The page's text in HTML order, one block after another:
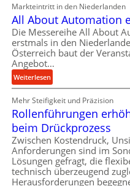
r
s
o
r
g
u
n
g
e
n
t
p
a
n
n
c
h
i
n
e
n
a
u
-
B
e
s
t
Markteintritt in den Niederlanden
All About Automation
Die Messereihe All About
erstmals in den
Österreich baut der
Angebot…
Weiterlesen:
A
l
l
b
o
u
t
A
Mehr Steifigkeit und Präzision
Rollenführungen
beim Drückprozess
Zwischen Kostendruck,
Anforderungen sind im
Lösungen gefragt, die
technisch überzeugend
Herausforderungen